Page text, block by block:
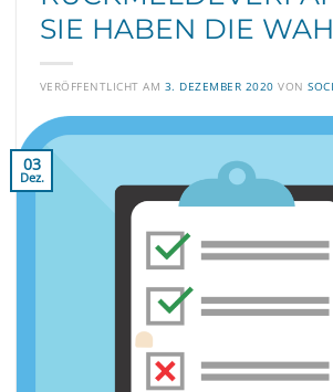
SIE HABEN DIE
VERÖFFENTLICHT AM 3. DEZEMBER 2020 VON
03
Dez.